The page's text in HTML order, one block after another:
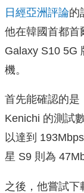
日經亞洲評論的
他在韓國首都首
Galaxy S10 5G
機。
首先能確認的是
Kenichi 的測試
以達到
星 S9 則為
之後，他嘗試